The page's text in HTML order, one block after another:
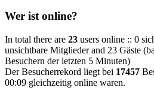
Wer ist online?
In total there are 23 users online :: 0
unsichtbare Mitglieder and 23 Gäste
Besuchern der letzten 5 Minuten)
Der Besucherrekord liegt bei 17457
00:09 gleichzeitig online waren.